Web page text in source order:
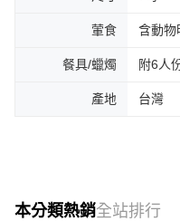
葷食 含動物
餐具/蠟燭 附6人
產地 台灣
本分類熱銷全站排行